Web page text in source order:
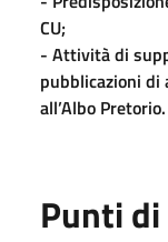
CU;
- Attività di
pubblicazioni di
all’Albo Pretorio.
Punti